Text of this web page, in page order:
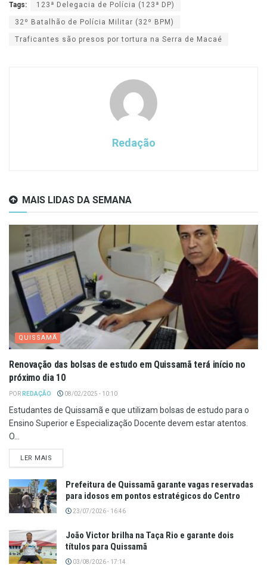
Tags: 123ª Delegacia de Polícia (123ª DP)
32º Batalhão de Polícia Militar (32º BPM)
Traficantes são presos por tortura na Serra de Macaé
Redação
MAIS LIDAS DA SEMANA
QUISSAMÃ
Renovação das bolsas de estudo em Quissamã terá início no
próximo dia 10
POR REDAÇÃO 08/02/2025 - 10:10
Estudantes de Quissamã e que utilizam bolsas de estudo para o
Ensino Superior e Especialização Docente devem estar atentos.
O...
LER MAIS
Prefeitura de Quissamã garante vagas reservadas
para idosos em pontos estratégicos do Centro
23/07/2026 - 16:46
João Victor brilha na Taça Rio e garante dois
títulos para Quissamã
03/08/2026 - 17:14